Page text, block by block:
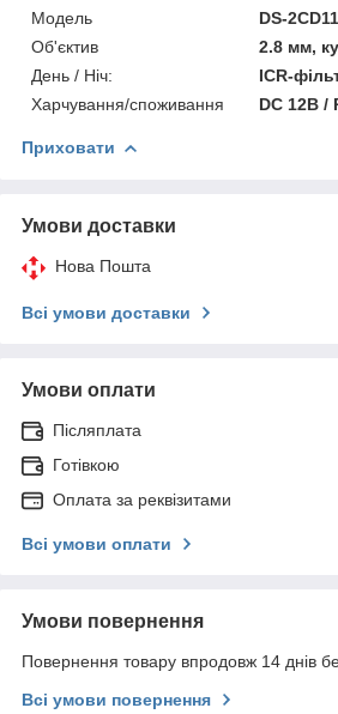
Модель
DS-
Об'єктив
2.8 мм,
День / Ніч:
ICR-
Харчування/споживання
DC 12В /
Приховати
Умови доставки
Нова Пошта
Всі умови доставки
Умови оплати
Післяплата
Готівкою
Оплата за реквізитами
Всі умови оплати
Умови повернення
Повернення товару впродовж 14 днів
Всі умови повернення